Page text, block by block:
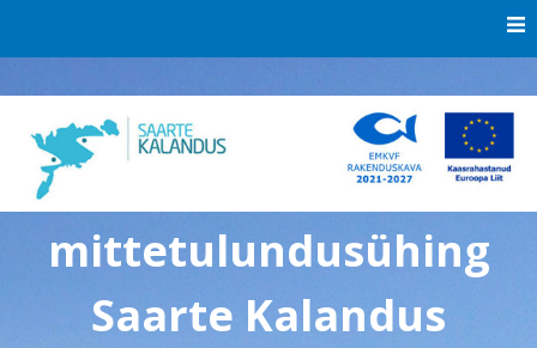
mittetulundusühing
Saarte Kalandus